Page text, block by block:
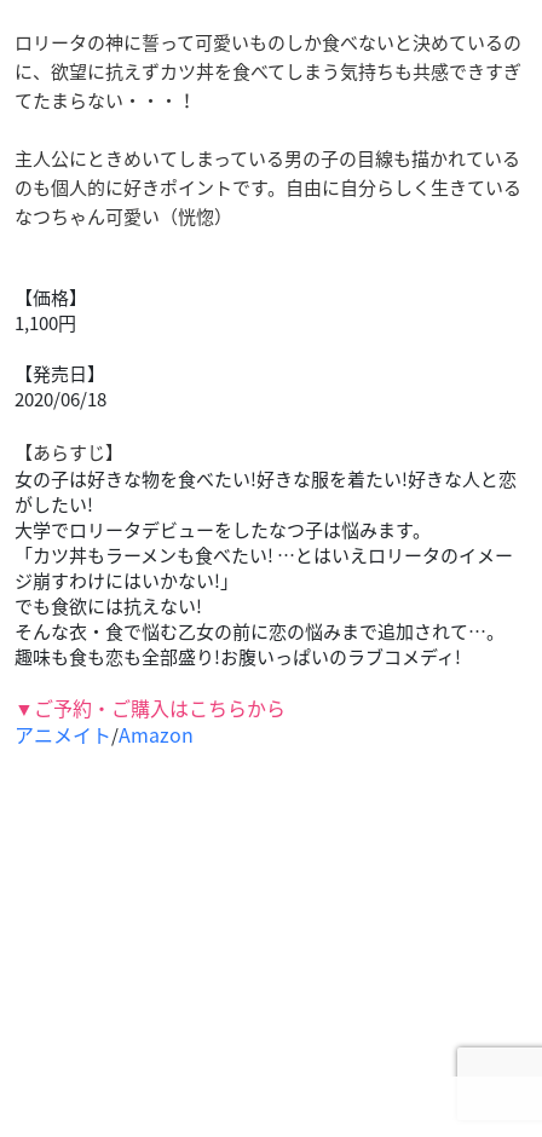
ロリータの神に誓って可愛いものしか食べないと決めているの
に、欲望に抗えずカツ丼を食べてしまう気持ちも共感できすぎ
てたまらない・・・！
主人公にときめいてしまっている男の子の目線も描かれている
のも個人的に好きポイントです。自由に自分らしく生きている
なつちゃん可愛い（恍惚）
【価格】
1,100円
【発売日】
2020/06/18
【あらすじ】
女の子は好きな物を食べたい!好きな服を着たい!好きな人と恋
がしたい!
大学でロリータデビューをしたなつ子は悩みます。
「カツ丼もラーメンも食べたい! …とはいえロリータのイメー
ジ崩すわけにはいかない!」
でも食欲には抗えない!
そんな衣・食で悩む乙女の前に恋の悩みまで追加されて…。
趣味も食も恋も全部盛り!お腹いっぱいのラブコメディ!
▼ご予約・ご購入はこちらから
アニメイト/Amazon